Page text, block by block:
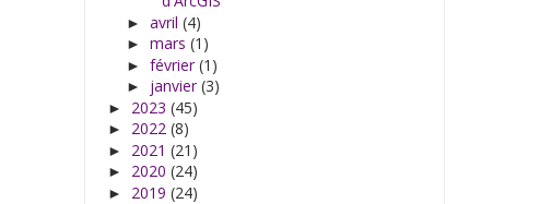
► avril (4)
► mars (1)
► février (1)
► janvier (3)
► 2023 (45)
► 2022 (8)
► 2021 (21)
► 2020 (24)
► 2019 (24)